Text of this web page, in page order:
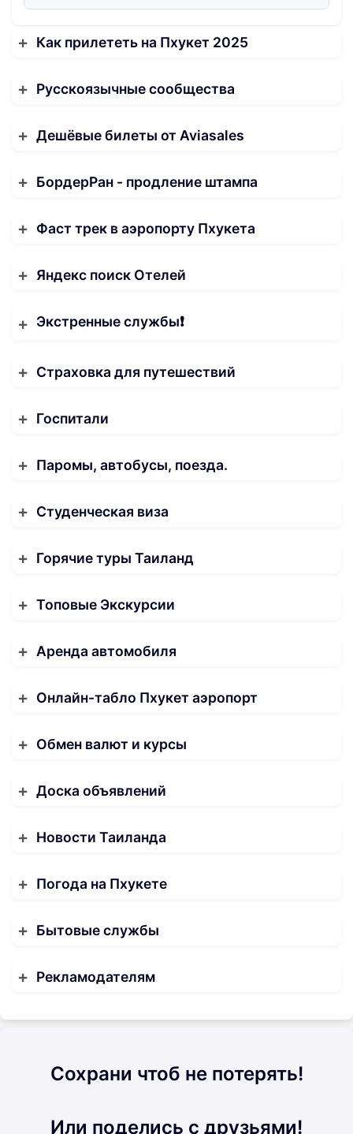
Как прилететь на Пхукет 2025
Русскоязычные сообщества
Дешёвые билеты от Aviasales
БордерРан - продление штампа
Фаст трек в аэропорту Пхукета
Яндекс поиск Отелей
Экстренные службы❗️
Страховка для путешествий
Госпитали
Паромы, автобусы, поезда.
Студенческая виза
Горячие туры Таиланд
Топовые Экскурсии
Аренда автомобиля
Онлайн-табло Пхукет аэропорт
Обмен валют и курсы
Доска объявлений
Новости Таиланда
Погода на Пхукете
Бытовые службы
Рекламодателям
Сохрани чтоб не потерять!
Или поделись с друзьями!